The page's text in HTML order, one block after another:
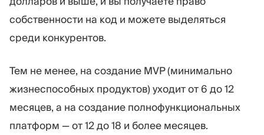
собственности на код и можете выделяться
среди конкурентов.
Тем не менее, на создание MVP (минимально
жизнеспособных продуктов) уходит от 6 до 12
месяцев, а на создание полнофункциональных
платформ — от 12 до 18 и более месяцев.